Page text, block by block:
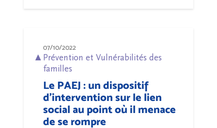
07/10/2022
Prévention et Vulnérabilités des
familles
Le PAEJ : un dispositif
d'intervention sur le lien
social au point où il menace
de se rompre